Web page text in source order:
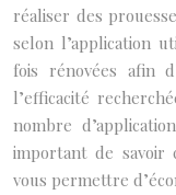
réaliser des
selon l’application
fois rénovées afin
l’efficacité
nombre
important de savoir
vous permettre